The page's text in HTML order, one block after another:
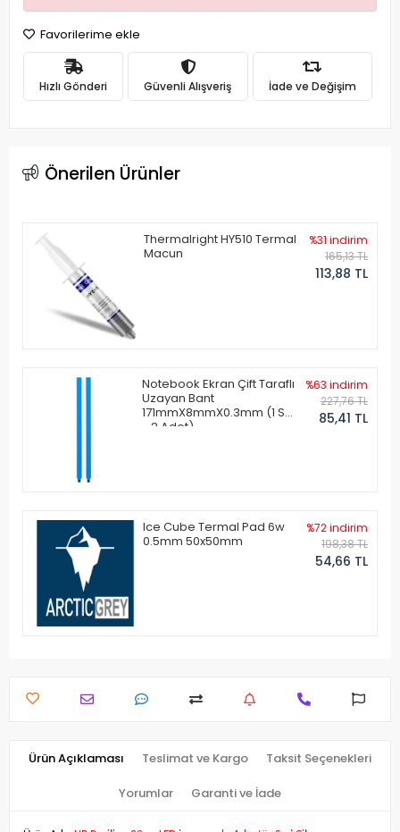
Favorilerime ekle
Hızlı Gönderi Güvenli Alışveriş İade ve Değişim
Önerilen Ürünler
Thermalright HY510 Termal
Macun
%31 indirim
165,13 TL
113,88 TL
Notebook Ekran Çift Taraflı
Uzayan Bant
171mmX8mmX0.3mm (1 Set
- 2 Adet)
%63 indirim
227,76 TL
85,41 TL
Ice Cube Termal Pad 6w
0.5mm 50x50mm
%72 indirim
198,38 TL
54,66 TL
Ürün Açıklaması Teslimat ve Kargo Taksit Seçenekleri
Yorumlar Garanti ve İade